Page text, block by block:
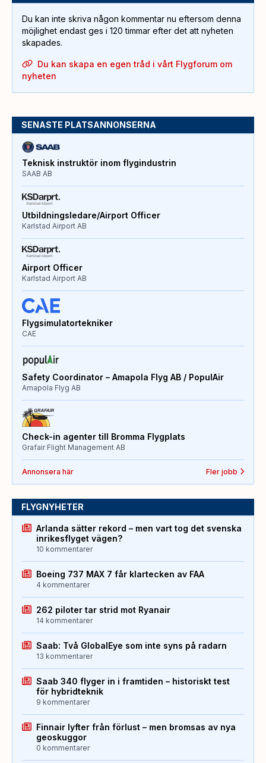
Du kan inte skriva någon kommentar nu eftersom denna
möjlighet endast ges i 120 timmar efter det att nyheten
skapades.
Du kan skapa en egen tråd i vårt Flygforum om
nyheten
SENASTE PLATSANNONSERNA
Teknisk instruktör inom flygindustrin
SAAB AB
Utbildningsledare/Airport Officer
Karlstad Airport AB
Airport Officer
Karlstad Airport AB
Flygsimulatortekniker
CAE
Safety Coordinator – Amapola Flyg AB / PopulAir
Amapola Flyg AB
Check-in agenter till Bromma Flygplats
Grafair Flight Management AB
Annonsera här Fler jobb
FLYGNYHETER
Arlanda sätter rekord – men vart tog det svenska
inrikesflyget vägen?
10 kommentarer
Boeing 737 MAX 7 får klartecken av FAA
4 kommentarer
262 piloter tar strid mot Ryanair
14 kommentarer
Saab: Två GlobalEye som inte syns på radarn
13 kommentarer
Saab 340 flyger in i framtiden – historiskt test
för hybridteknik
9 kommentarer
Finnair lyfter från förlust – men bromsas av nya
geoskuggor
0 kommentarer